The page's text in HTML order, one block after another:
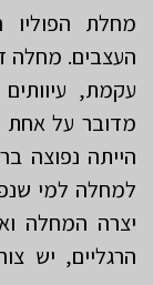
מחלת
העצבים. מחלה
עקמת,
מדובר על אחת
הייתה נפוצה
למחלה למי
יצרה המחלה
הרגליים, יש